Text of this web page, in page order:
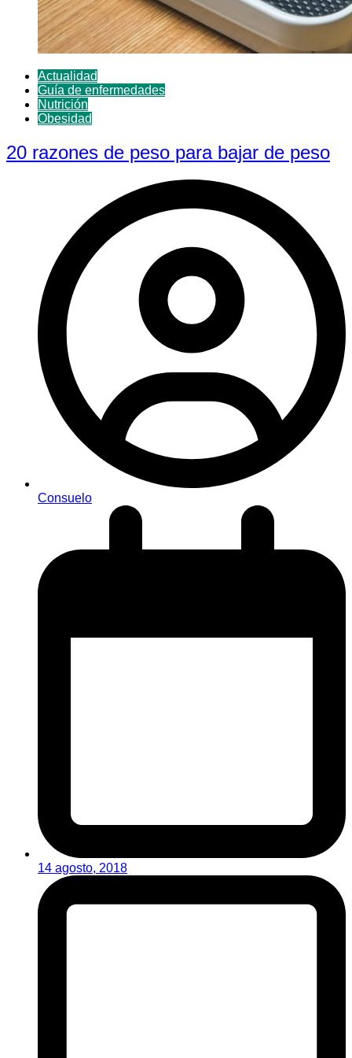
Actualidad
Guía de enfermedades
Nutrición
Obesidad
20 razones de peso para bajar de peso
Consuelo
14 agosto, 2018